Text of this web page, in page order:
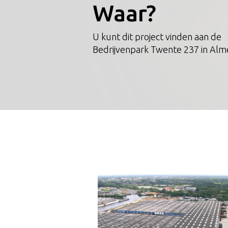
Waar?
U kunt dit project vinden aan de
Bedrijvenpark Twente 237 in